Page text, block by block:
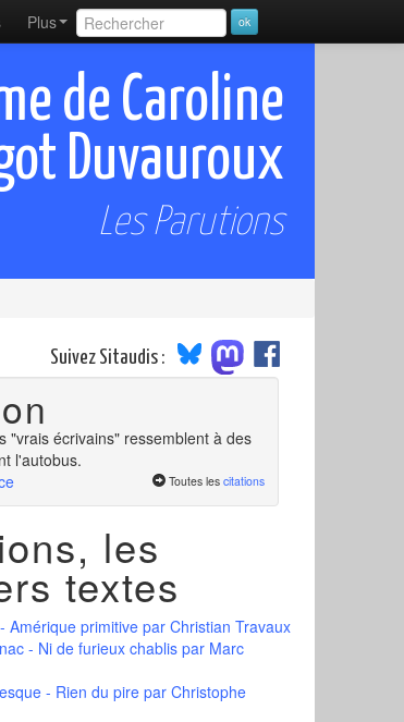
Plus
de Caroline
Duvauroux
Les Parutions
Suivez Sitaudis :
"vrais écrivains" ressemblent à des
l'autobus.
Toutes les citations
les
textes
Amérique primitivepar Christian Travaux
- Ni de furieux chablispar Marc
- Rien du pirepar Christophe